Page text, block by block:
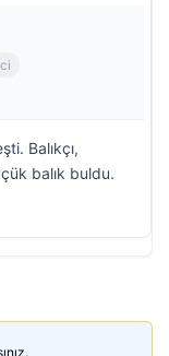
Balıkçı,
balık buldu.